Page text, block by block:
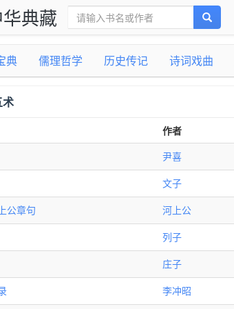
典藏
典 儒理哲学 历史传记 诗词戏曲
术
作者
尹喜
文子
公章句 河上公
列子
庄子
李冲昭